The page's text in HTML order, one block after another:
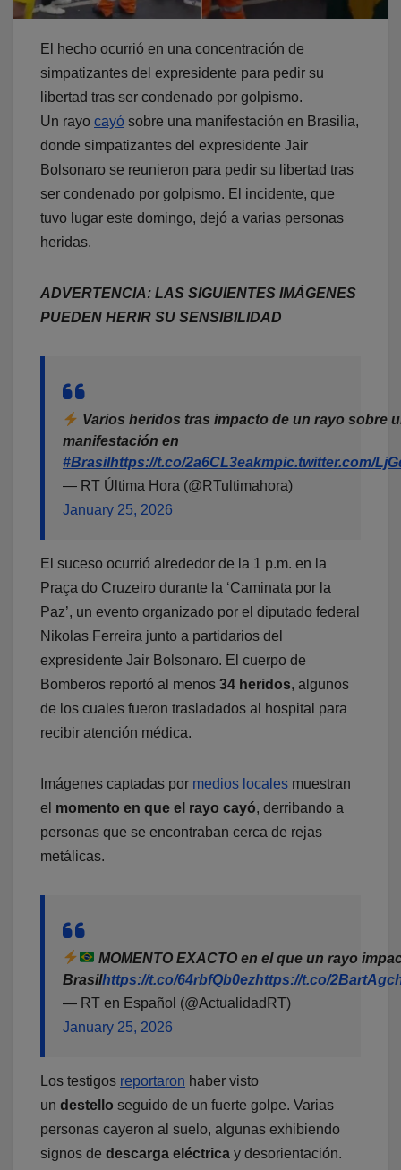
El hecho ocurrió en una concentración de
simpatizantes del expresidente para pedir su
libertad tras ser condenado por golpismo.
Un rayo cayó sobre una manifestación en Brasilia,
donde simpatizantes del expresidente Jair
Bolsonaro se reunieron para pedir su libertad tras
ser condenado por golpismo. El incidente, que
tuvo lugar este domingo, dejó a varias personas
heridas.
ADVERTENCIA: LAS SIGUIENTES IMÁGENES
PUEDEN HERIR SU SENSIBILIDAD
Varios heridos tras impacto de un rayo sobre
manifestación en
#Brasilhttps://t.co/2a6CL3eakmpic.twitter.com/
— RT Última Hora (@RTultimahora)
January 25, 2026
El suceso ocurrió alrededor de la 1 p.m. en la
Praça do Cruzeiro durante la ‘Caminata por la
Paz’, un evento organizado por el diputado federal
Nikolas Ferreira junto a partidarios del
expresidente Jair Bolsonaro. El cuerpo de
Bomberos reportó al menos 34 heridos, algunos
de los cuales fueron trasladados al hospital para
recibir atención médica.
Imágenes captadas por medios locales muestran
el momento en que el rayo cayó, derribando a
personas que se encontraban cerca de rejas
metálicas.
MOMENTO EXACTO en el que un rayo
Brasilhttps://t.co/64rbfQb0ezhttps://t.co/
— RT en Español (@ActualidadRT)
January 25, 2026
Los testigos reportaron haber visto
un destello seguido de un fuerte golpe. Varias
personas cayeron al suelo, algunas exhibiendo
signos de descarga eléctrica y desorientación.